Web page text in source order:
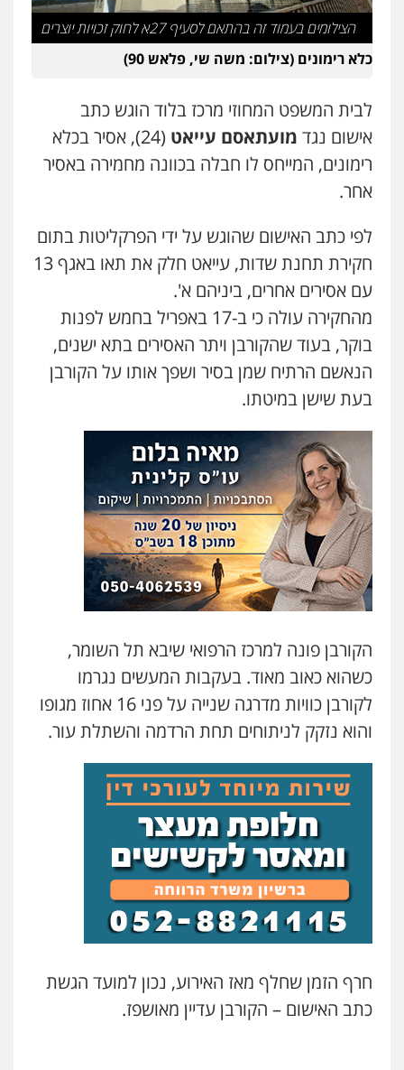
עו"ד שלי גורביץ – לוי
משפט פלילי פשיעה חמורה מעצרים
וחקירות צבאי תעבורה
0544218336
משרד עורכי דין חן ברוך
פלילי דיני תעבורה מעצרים וחקירות
0505078733
פלילי פשיעה חמורה מעצרים וחקירות
0507446995
אבי אמר משרד עורכי דין
פלילי משפחה אזרחי מסחרי
0502130230
פלילי פשיעה חמורה תעבורה אסירים
0522992110
עו"ד יוסי חמצני
כלכלי צווארון לבן פשיעה כלכלית עבירות
מס הלבנת הון
0505471497
פלילי פשיעה חמורה מעצרים וחקירות
0509230800
משרד עורכי דין פארס פלאח
0549911449
עו"ד יניב זוסמן
פלילי כלכלי פשיעה חמורה מעצרים
וחקירות
0525199949
עו"ד אסף גונן
פלילי פשע חמור תעבורה צבא מעצרים
0542255161
הצילומים בעמוד זה בהתאם לסעיף 27א לחוק זכויות יוצרים
כלא רימונים (צילום: משה שי, פלאש 90)
לבית המשפט המחוזי מרכז בלוד הוגש כתב
אישום נגד מועתאסם עייאט
(24), אסיר בכלא
רימונים, המייחס לו חבלה בכוונה מחמירה באסיר
אחר.
לפי כתב האישום שהוגש על ידי הפרקליטות בתום
חקירת תחנת שדות, עייאט חלק את תאו באגף 13
עם אסירים אחרים, ביניהם א'.
מהחקירה עולה כי ב-17 באפריל בחמש לפנות
בוקר, בעוד שהקורבן ויתר האסירים בתא ישנים,
הנאשם הרתיח שמן בסיר ושפך אותו על הקורבן
בעת שישן במיטתו.
הקורבן פונה למרכז הרפואי שיבא תל השומר,
כשהוא כאוב מאוד. בעקבות המעשים נגרמו
לקורבן כוויות מדרגה שנייה על פני 16 אחוז מגופו
והוא נזקק לניתוחים תחת הרדמה והשתלת עור.
חרף הזמן שחלף מאז האירוע, נכון למועד הגשת
כתב האישום – הקורבן עדיין מאושפז.
עו"ד אייל אביטל
פלילי פשיעה חמורה מעצרים וחקירות
0544712201
עו"ד רונן בנדל
0524282442